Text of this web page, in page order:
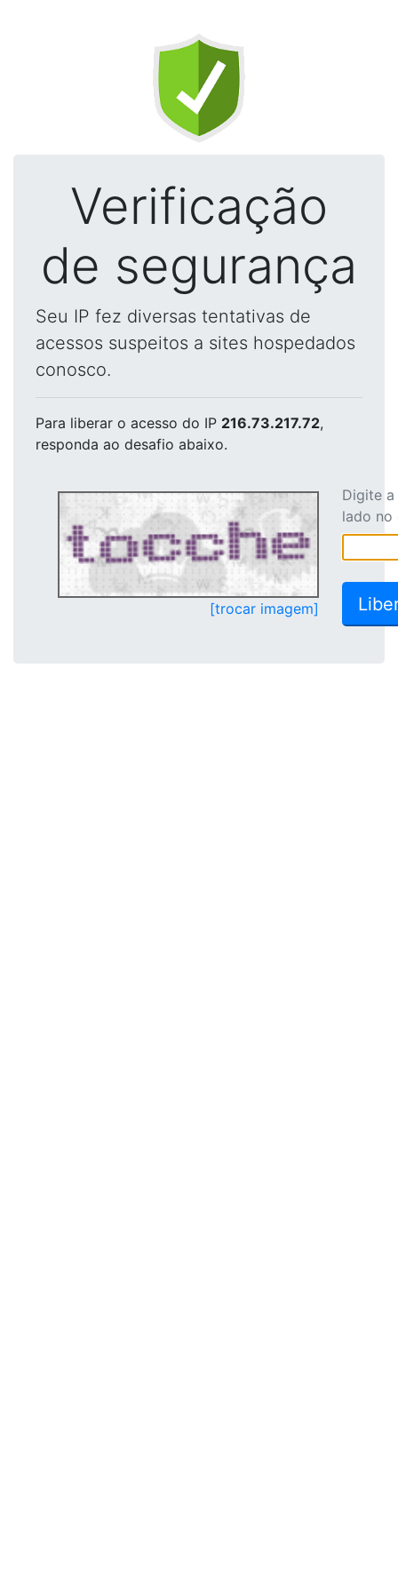
Verificação
de segurança
Seu IP fez diversas tentativas de
acessos suspeitos a sites hospedados
conosco.
Para liberar o acesso do IP 216.73.217.72,
responda ao desafio abaixo.
[trocar imagem]
Digite
lado no